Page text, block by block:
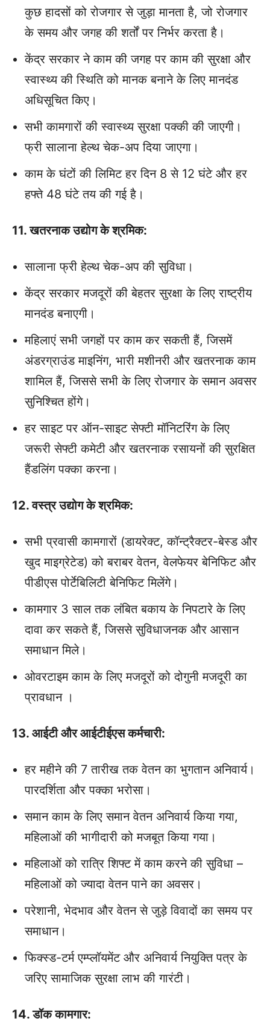
कुछ हादसों को रोजगार से जुड़ा मानता है, जो रोजगार
के समय और जगह की शर्तों पर निर्भर करता है।
केंद्र सरकार ने काम की जगह पर काम की सुरक्षा और
स्वास्थ्य की स्थिति को मानक बनाने के लिए मानदंड
अधिसूचित किए।
सभी कामगारों की स्‍वास्‍थ्‍य सुरक्षा पक्की की जाएगी।
फ्री सालाना हेल्थ चेक-अप दिया जाएगा।
काम के घंटों की लिमिट हर दिन 8 से 12 घंटे और हर
हफ्ते 48 घंटे तय की गई है।
11. खतरनाक उद्योग के श्रमिक:
सालाना फ्री हेल्थ चेक-अप की सुविधा।
केंद्र सरकार मजदूरों की बेहतर सुरक्षा के लिए राष्‍ट्रीय
मानदंड बनाएगी।
महिलाएं सभी जगहों पर काम कर सकती हैं, जिसमें
अंडरग्राउंड माइनिंग, भारी मशीनरी और खतरनाक काम
शामिल हैं, जिससे सभी के लिए रोजगार के समान अवसर
सुनिश्चित होंगे।
हर साइट पर ऑन-साइट सेफ्टी मॉनिटरिंग के लिए
जरूरी सेफ्टी कमेटी और खतरनाक रसायनों की सुरक्षित
हैंडलिंग पक्का करना।
12. वस्‍त्र उद्योग के श्रमिक:
सभी प्रवासी कामगारों (डायरेक्ट, कॉन्ट्रैक्टर-बेस्ड और
खुद माइग्रेटेड) को बराबर वेतन, वेलफेयर बेनिफिट और
पीडीएस पोर्टेबिलिटी बेनिफिट मिलेंगे।
कामगार 3 साल तक लंबित बकाय के निपटारे के लिए
दावा कर सकते हैं, जिससे सुविधाजनक और आसान
समाधान मिले।
ओवरटाइम काम के लिए मजदूरों को दोगुनी मजदूरी का
प्रावधान ।
13. आईटी और आईटीईएस कर्मचारी:
हर महीने की 7 तारीख तक वेतन का भुगतान अनिवार्य।
पारदर्शिता और पक्का भरोसा।
समान काम के लिए समान वेतन अनिवार्य किया गया,
महिलाओं की भागीदारी को मजबूत किया गया।
महिलाओं को रात्रि शिफ्ट में काम करने की सुविधा –
महिलाओं को ज्‍यादा वेतन पाने का अवसर।
परेशानी, भेदभाव और वेतन से जुड़े विवादों का समय पर
समाधान।
फिक्स्ड-टर्म एम्प्लॉयमेंट और अनिवार्य नियुक्ति पत्र के
जरिए सामाजिक सुरक्षा लाभ की गारंटी।
14. डॉक कामगार: